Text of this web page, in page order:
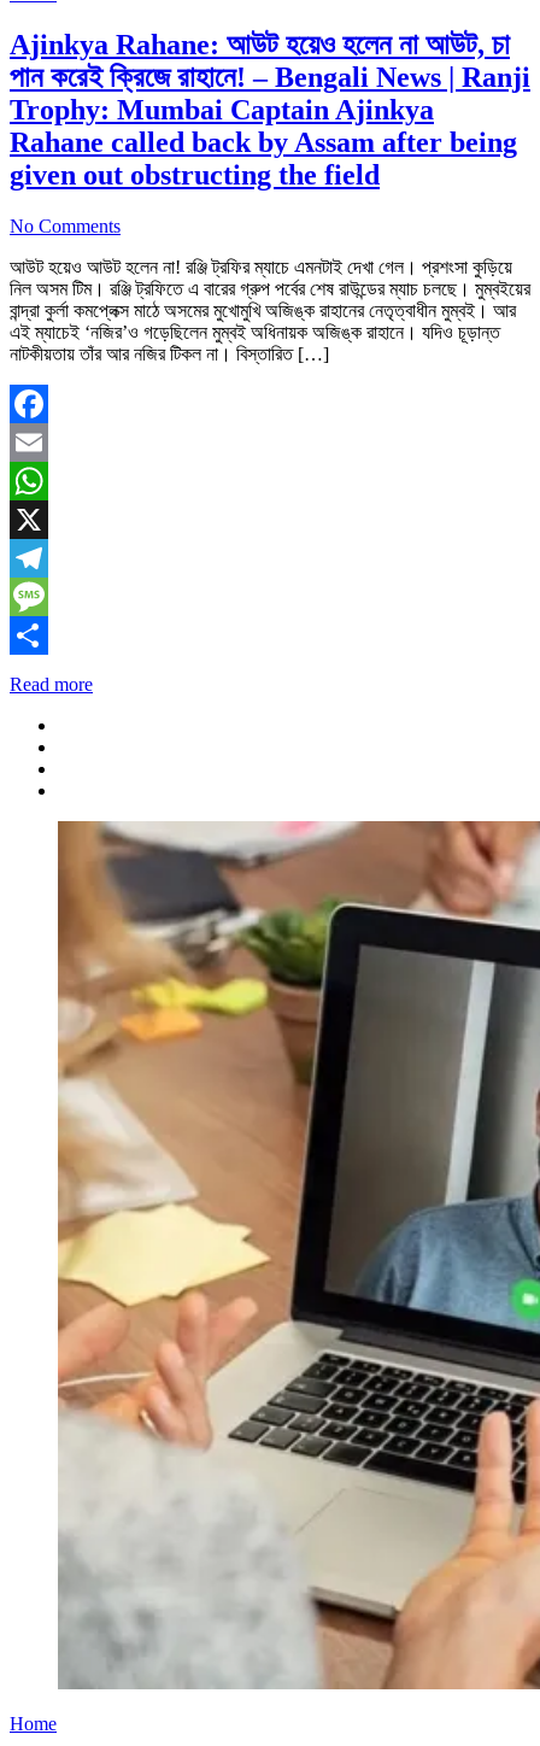
Ajinkya Rahane: আউট হয়েও হলেন না আউট, চা
পান করেই ক্রিজে রাহানে! – Bengali News | Ranji
Trophy: Mumbai Captain Ajinkya
Rahane called back by Assam after being
given out obstructing the field
No Comments
আউট হয়েও আউট হলেন না! রঞ্জি ট্রফির ম্যাচে এমনটাই দেখা গেল। প্রশংসা কুড়িয়ে
নিল অসম টিম। রঞ্জি ট্রফিতে এ বারের গ্রুপ পর্বের শেষ রাউন্ডের ম্যাচ চলছে। মুম্বইয়ের
বান্দ্রা কুর্লা কমপ্লেক্স মাঠে অসমের মুখোমুখি অজিঙ্ক রাহানের নেতৃত্বাধীন মুম্বই। আর
এই ম্যাচেই ‘নজির’ও গড়েছিলেন মুম্বই অধিনায়ক অজিঙ্ক রাহানে। যদিও চূড়ান্ত
নাটকীয়তায় তাঁর আর নজির টিকল না। বিস্তারিত […]
Facebook
Email
WhatsApp
X
Telegram
Message
Share
Read more
Home